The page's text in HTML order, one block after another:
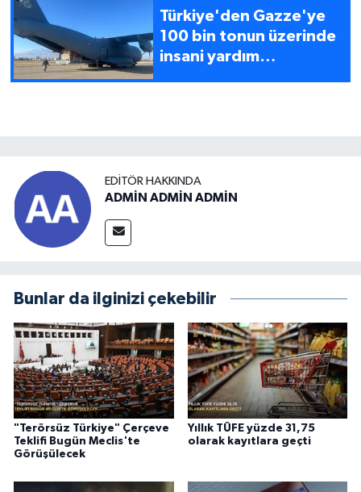
Türkiye'den Gazze'ye
100 bin tonun üzerinde
insani yardım
EDITÖR HAKKINDA
ADMİN ADMİN ADMİN
Bunlar da ilginizi çekebilir
"Terörsüz Türkiye" Çerçeve
Teklifi Bugün Meclis'te
Görüşülecek
Yıllık TÜFE yüzde 31,75
olarak kayıtlara geçti